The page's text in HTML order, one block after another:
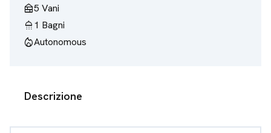
nest_multi_room5 Vani
shower1 Bagni
mode_heatAutonomous
Descrizione